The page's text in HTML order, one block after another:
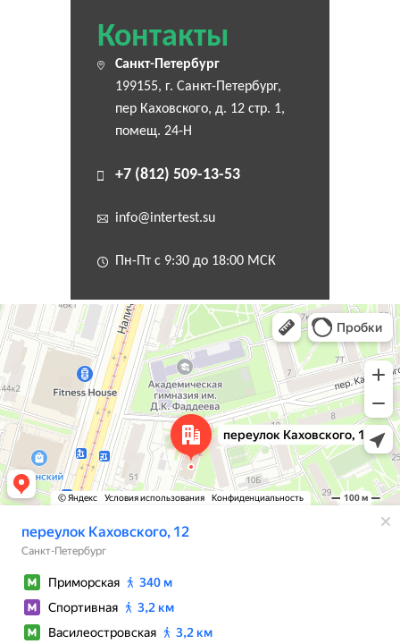
Санкт‑Петербург
Переулок Каховского, 12 — Яндекс Карты
Контакты
Санкт-Петербург
199155, г. Санкт-Петербург,
пер Каховского, д. 12 стр. 1,
помещ. 24-Н
+7 (812) 509-13-53
info@intertest.su
Пн-Пт с 9:30 до 18:00 МСК